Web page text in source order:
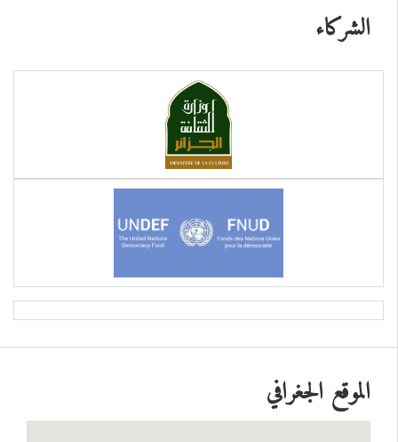
الشركاء
الموقع الجغرافي